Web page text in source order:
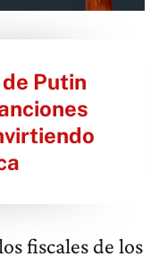
Putin
fiscales de los